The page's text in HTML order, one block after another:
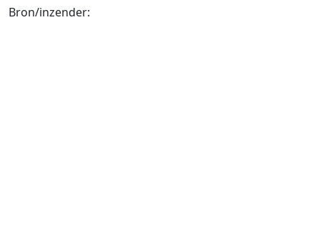
Bron/inzender: